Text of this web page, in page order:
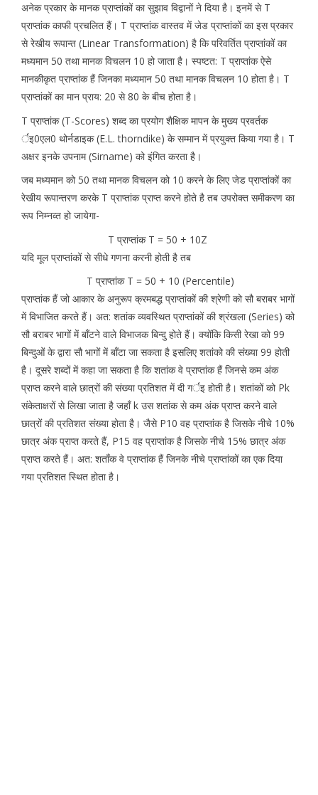
अनेक प्रकार के मानक प्राप्तांकों का सुझाव विद्वानों ने दिया है। इनमें से T
प्राप्तांक काफी प्रचलित हैं। T प्राप्तांक वास्तव में जेड प्राप्तांकों का इस प्रकार
से रेखीय रूपान्त (Linear Transformation) है कि परिवर्तित प्राप्तांकों का
मध्यमान 50 तथा मानक विचलन 10 हो जाता है। स्पष्टत: T प्राप्तांक ऐसे
मानकीकृत प्राप्तांक हैं जिनका मध्यमान 50 तथा मानक विचलन 10 होता है। T
प्राप्तांकों का मान प्राय: 20 से 80 के बीच होता है।
T प्राप्तांक (T-Scores) शब्द का प्रयोग शैक्षिक मापन के मुख्य प्रवर्तक
र्इ0एल0 थोर्नडाइक (E.L. thorndike) के सम्मान में प्रयुक्त किया गया है। T
अक्षर इनके उपनाम (Sirname) को इंगित करता है।
जब मध्यमान को 50 तथा मानक विचलन को 10 करने के लिए जेड प्राप्तांकों का
रेखीय रूपान्तरण करके T प्राप्तांक प्राप्त करने होते है तब उपरोक्त समीकरण का
रूप निम्नव्त हो जायेगा-
T प्राप्तांक T = 50 + 10Z
यदि मूल प्राप्तांकों से सीधे गणना करनी होती है तब
T प्राप्तांक T = 50 + 10 (Percentile)
प्राप्तांक हैं जो आकार के अनुरूप क्रमबद्ध प्राप्तांकों की श्रेणी को सौ बराबर भागों
में विभाजित करते हैं। अत: शतांक व्यवस्थित प्राप्तांकों की श्रंखला (Series) को
सौ बराबर भागों में बाँटने वाले विभाजक बिन्दु होते हैं। क्योंकि किसी रेखा को 99
बिन्दुओं के द्वारा सौ भागों में बाँटा जा सकता है इसलिए शतांको की संख्या 99 होती
है। दूसरे शब्दों में कहा जा सकता है कि शतांक वे प्राप्तांक हैं जिनसे कम अंक
प्राप्त करने वाले छात्रों की संख्या प्रतिशत में दी गर्इ होती है। शतांकों को Pk
संकेताक्षरों से लिखा जाता है जहाँ k उस शतांक से कम अंक प्राप्त करने वाले
छात्रों की प्रतिशत संख्या होता है। जैसे P10 वह प्राप्तांक है जिसके नीचे 10%
छात्र अंक प्राप्त करते हैं, P15 वह प्राप्तांक है जिसके नीचे 15% छात्र अंक
प्राप्त करते हैं। अत: शताँक वे प्राप्तांक हैं जिनके नीचे प्राप्तांकों का एक दिया
गया प्रतिशत स्थित होता है।